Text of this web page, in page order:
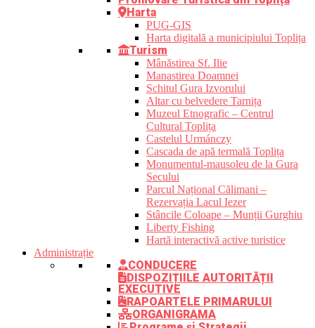
Harta
PUG-GIS
Harta digitală a municipiului Toplița
Turism
Mânăstirea Sf. Ilie
Manastirea Doamnei
Schitul Gura Izvorului
Altar cu belvedere Tarnița
Muzeul Etnografic – Centrul
Cultural Toplița
Castelul Urmánczy
Cascada de apă termală Toplița
Monumentul-mausoleu de la Gura
Secului
Parcul Național Călimani –
Rezervația Lacul Iezer
Stâncile Coloape – Munții Gurghiu
Liberty Fishing
Hartă interactivă active turistice
Administrație
CONDUCERE
DISPOZIȚIILE AUTORITĂȚII
EXECUTIVE
RAPOARTELE PRIMARULUI
ORGANIGRAMA